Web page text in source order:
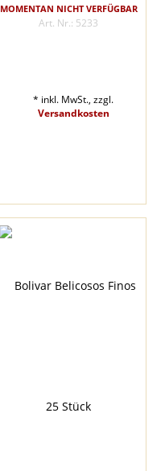
MOMENTAN NICHT VERFÜGBAR
Art. Nr.: 5233
* inkl. MwSt., zzgl.
Versandkosten